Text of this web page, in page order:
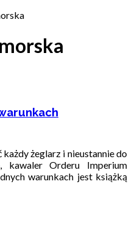
żeglarz i nieustannie do
Orderu Imperium
warunkach jest książką